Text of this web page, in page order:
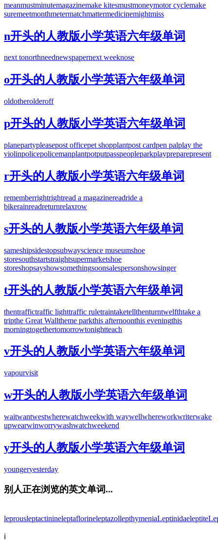
meanmustminutemagazinemake kitesmustmoneymotor cyclemake
suremeetmonthmetermatchmattermedicinemightmiss
n开头的人教版小学英语六年级单词
next tonorthneednewspapernext weeknose
o开头的人教版小学英语六年级单词
oldotherolderoff
p开头的人教版小学英语六年级单词
planepartypleasepost officepet shopplantpost cardpen palplay the
violinpolicepolicemanplantpotputpasspeopleparkplaypreparepresent
r开头的人教版小学英语六年级单词
rememberrightrightread a magazinereadride a
bikerainreadreturnrelaxrow
s开头的人教版小学英语六年级单词
sameshipsidestopsubwayscience museumshoe
storesouthstartstraightsupermarketshoe
storeshopsayshowsomethingsoonsalespersonshowsinger
t开头的人教版小学英语六年级单词
thentraffictraffic lighttraffic ruletraintaketellthenturntwelfthtake a
tripthe Great Walltheme parkthis afternoonthis eveningthis
morningtogethertomorrowtonightteach
v开头的人教版小学英语六年级单词
vapourvisit
w开头的人教版小学英语六年级单词
waitwantwestwherewatchweekwith waywellwhereworkwriterwake
upwearwinworrywashwatchweekend
y开头的人教版小学英语六年级单词
youngeryesterday
别人正在浏览的英文单词...
leprousleptactinineleptaflorineleptazollepthymeniaLeptinidaeleptite
ℹ️